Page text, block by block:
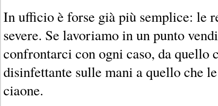
In ufficio è forse già più semplice: le
severe. Se lavoriamo in un punto
confrontarci con ogni caso, da quello
disinfettante sulle mani a quello che
ciaone.